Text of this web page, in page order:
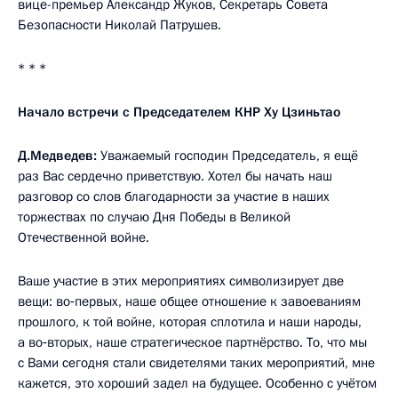
вице-премьер Александр Жуков, Секретарь Совета
Безопасности Николай Патрушев.
* * *
Начало встречи с Председателем КНР Ху Цзиньтао
Д.Медведев: Уважаемый господин Председатель, я ещё
раз Вас сердечно приветствую. Хотел бы начать наш
разговор со слов благодарности за участие в наших
торжествах по случаю Дня Победы в Великой
Отечественной войне.
Ваше участие в этих мероприятиях символизирует две
вещи: во‑первых, наше общее отношение к завоеваниям
прошлого, к той войне, которая сплотила и наши народы,
а во‑вторых, наше стратегическое партнёрство. То, что мы
с Вами сегодня стали свидетелями таких мероприятий, мне
кажется, это хороший задел на будущее. Особенно с учётом